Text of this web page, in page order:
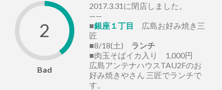
2
Bad
2017.3.31に閉店しました。
——
■銀座１丁目
広島お好み焼き三
匠
■8/18(土) ランチ
■肉玉そばイカ入り 1,000円
広島アンテナハウスTAU2Fのお
好み焼きやさん 三匠でランチで
す。